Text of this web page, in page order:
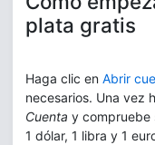
plata gratis
Haga clic en Abrir
necesarios. Una vez
Cuenta y compruebe
1 dólar, 1 libra y 1